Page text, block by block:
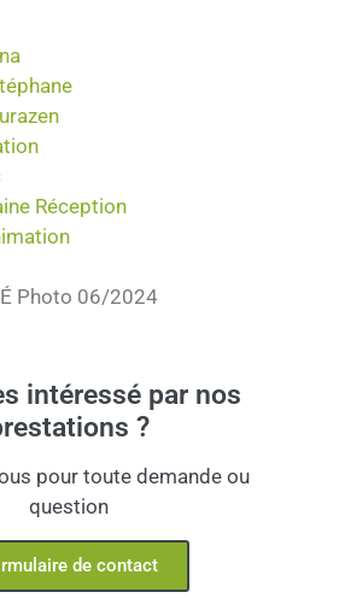
Réception
Photo 06/2024
intéressé par nos
?
pour toute demande ou
question
de contact